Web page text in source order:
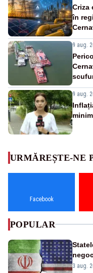
Criza
în
9 aug.
9 aug.
URMĂREȘTE-NE
Facebook
POPULAR
3 aug.